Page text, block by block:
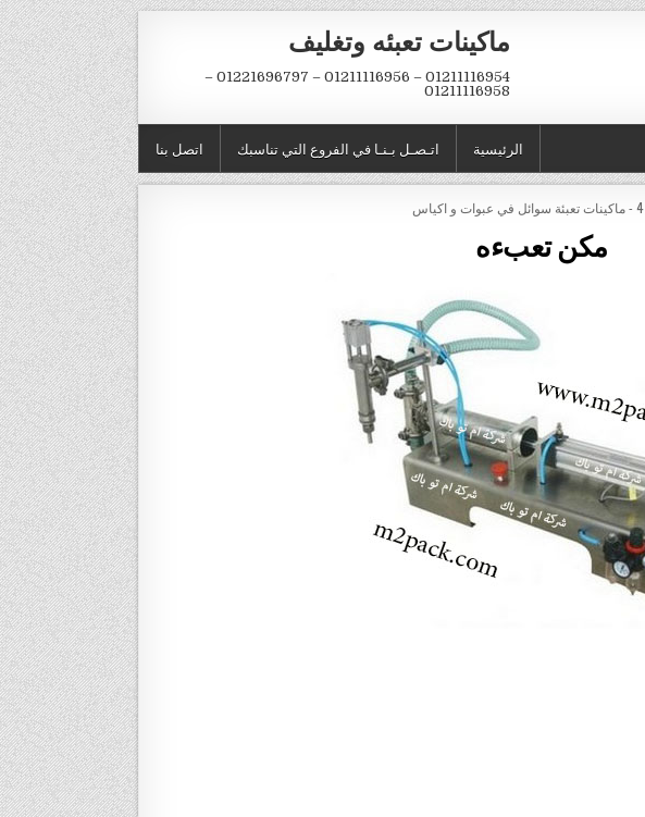
ماكينات تعبئه وتغليف
01211116954 – 01211116956 – 01221696797 –
01211116958
اتصل بنا اتـصـل بـنـا في الفروع التي تناسبك الرئيسية
POSTED IN
4 - ماكينات تعبئة سوائل في عبوات و اكياس
مكن تعبءه